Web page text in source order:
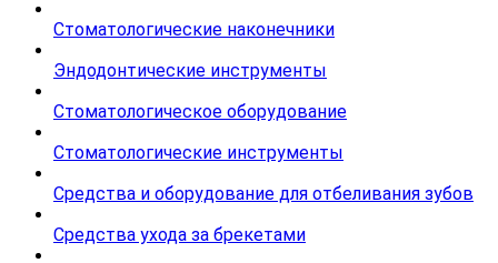
Стоматологические наконечники
Эндодонтические инструменты
Стоматологическое оборудование
Стоматологические инструменты
Средства и оборудование для отбеливания зубов
Средства ухода за брекетами